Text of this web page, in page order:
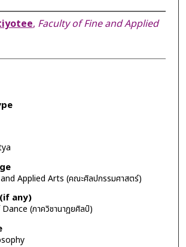
, Faculty of Fine and Applied
Applied Arts (คณะศิลปกรรมศาสตร์)
any)
(ภาควิชานาฏยศิลป์)